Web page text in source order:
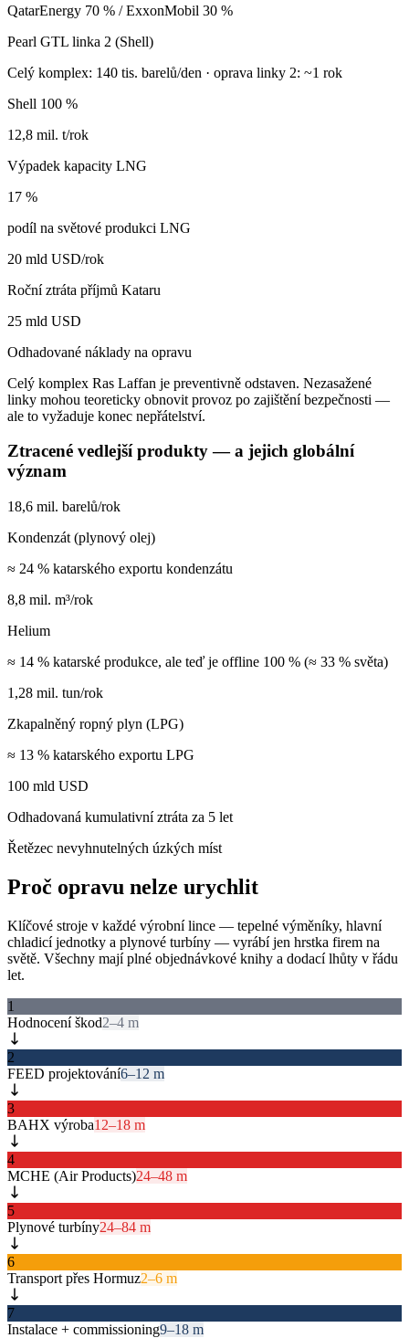
QatarEnergy 70 % / ExxonMobil 30 %
Pearl GTL linka 2 (Shell)
Celý komplex: 140 tis. barelů/den · oprava linky 2: ~1 rok
Shell 100 %
12,8 mil. t/rok
Výpadek kapacity LNG
17 %
podíl na světové produkci LNG
20 mld USD/rok
Roční ztráta příjmů Kataru
25 mld USD
Odhadované náklady na opravu
Celý komplex Ras Laffan je preventivně odstaven. Nezasažené
linky mohou teoreticky obnovit provoz po zajištění bezpečnosti —
ale to vyžaduje konec nepřátelství.
Ztracené vedlejší produkty — a jejich globální
význam
18,6 mil. barelů/rok
Kondenzát (plynový olej)
≈ 24 % katarského exportu kondenzátu
8,8 mil. m³/rok
Helium
≈ 14 % katarské produkce, ale teď je offline 100 % (≈ 33 % světa)
1,28 mil. tun/rok
Zkapalněný ropný plyn (LPG)
≈ 13 % katarského exportu LPG
100 mld USD
Odhadovaná kumulativní ztráta za 5 let
Řetězec nevyhnutelných úzkých míst
Proč opravu nelze urychlit
Klíčové stroje v každé výrobní lince — tepelné výměníky, hlavní
chladicí jednotky a plynové turbíny — vyrábí jen hrstka firem na
světě. Všechny mají plné objednávkové knihy a dodací lhůty v řádu
let.
1
Hodnocení škod2–4 m
2
FEED projektování6–12 m
3
BAHX výroba12–18 m
4
MCHE (Air Products)24–48 m
5
Plynové turbíny24–84 m
6
Transport přes Hormuz2–6 m
7
Instalace + commissioning9–18 m